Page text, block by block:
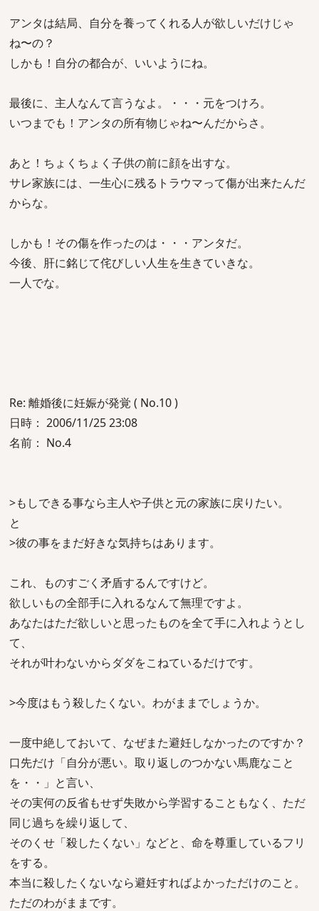
アンタは結局、自分を養ってくれる人が欲しいだけじゃ
ね〜の？
しかも！自分の都合が、いいようにね。
最後に、主人なんて言うなよ。・・・元をつけろ。
いつまでも！アンタの所有物じゃね〜んだからさ。
あと！ちょくちょく子供の前に顔を出すな。
サレ家族には、一生心に残るトラウマって傷が出来たんだ
からな。
しかも！その傷を作ったのは・・・アンタだ。
今後、肝に銘じて侘びしい人生を生きていきな。
一人でな。
Re: 離婚後に妊娠が発覚 ( No.10 )
日時： 2006/11/25 23:08
名前： No.4
>もしできる事なら主人や子供と元の家族に戻りたい。
と
>彼の事をまだ好きな気持ちはあります。
これ、ものすごく矛盾するんですけど。
欲しいもの全部手に入れるなんて無理ですよ。
あなたはただ欲しいと思ったものを全て手に入れようとし
て、
それが叶わないからダダをこねているだけです。
>今度はもう殺したくない。わがままでしょうか。
一度中絶しておいて、なぜまた避妊しなかったのですか？
口先だけ「自分が悪い。取り返しのつかない馬鹿なこと
を・・」と言い、
その実何の反省もせず失敗から学習することもなく、ただ
同じ過ちを繰り返して、
そのくせ「殺したくない」などと、命を尊重しているフリ
をする。
本当に殺したくないなら避妊すればよかっただけのこと。
ただのわがままです。